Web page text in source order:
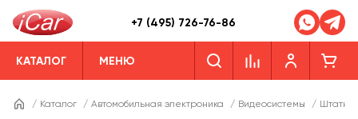
+7 (495) 726-76-86
КАТАЛОГ МЕНЮ
/ Каталог / Автомобильная электроника / Видеосистемы /